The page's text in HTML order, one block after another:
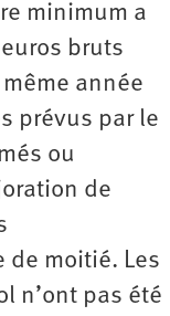
minimum a
bruts
année
prévus par le
ou
de
de moitié. Les
n’ont pas été